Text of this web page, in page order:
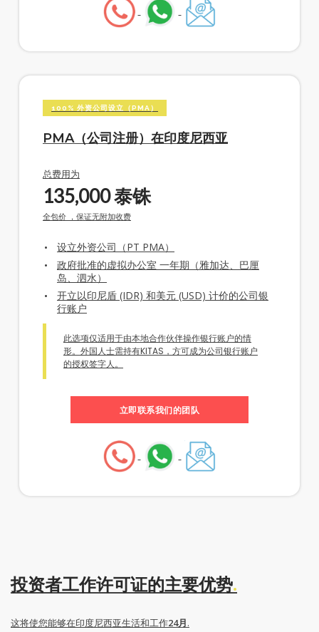
100% 外资公司设立（PMA）
PMA（公司注册）在印度尼西亚
总费用为
135,000泰铢
全包价 ，保证无附加收费
设立外资公司（PT PMA）
政府批准的虚拟办公室 一年期（雅加达、巴厘
岛、泗水）
开立以印尼盾 (IDR) 和美元 (USD) 计价的公司银
行账户
此选项仅适用于由本地合作伙伴操作银行账户的情
形。外国人士需持有KITAS，方可成为公司银行账户
的授权签字人。
立即联系我们的团队
投资者工作许可证的主要优势.
这将使您能够在印度尼西亚生活和工作24月.